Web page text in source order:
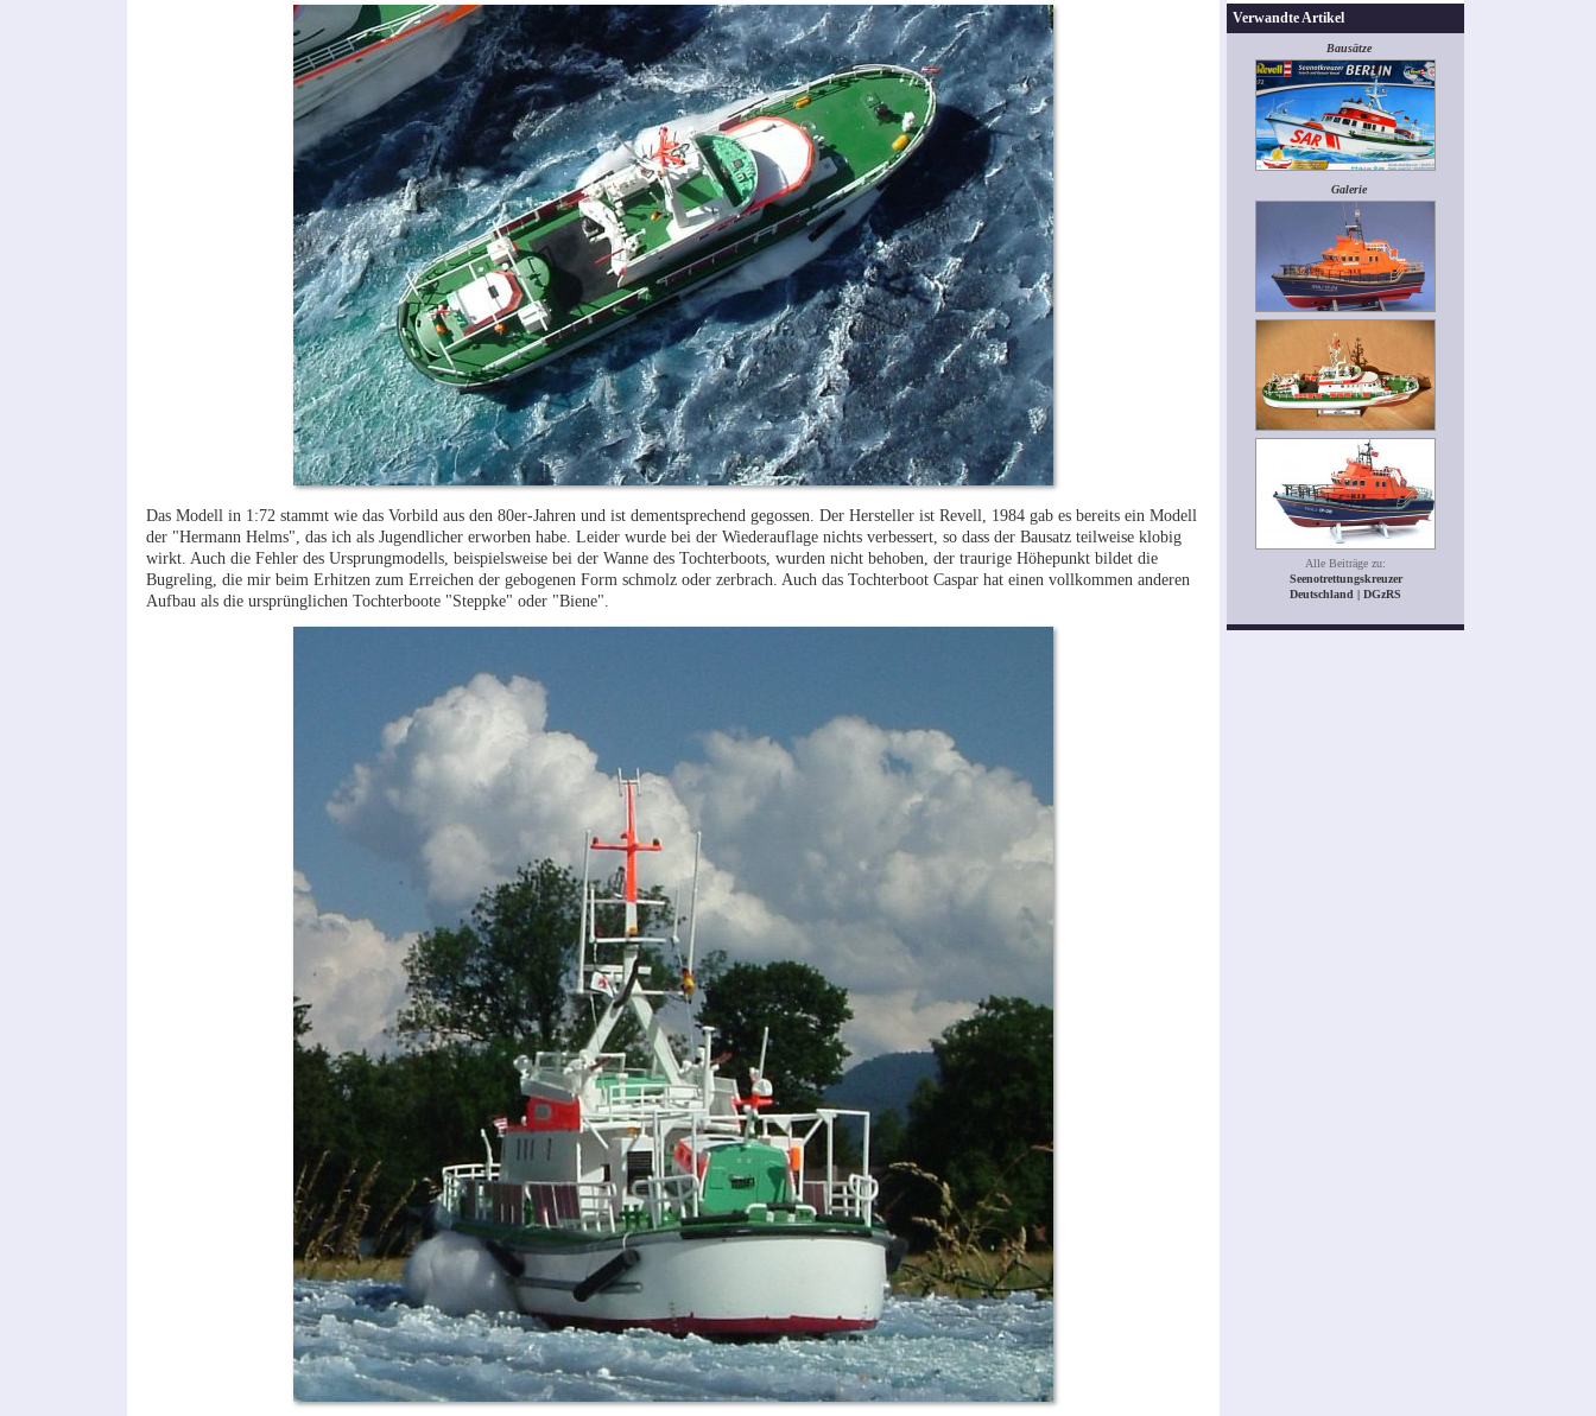
Das Modell in 1:72 stammt wie das Vorbild aus den 80er-Jahren und ist dementsprechend gegossen. Der Hersteller ist Revell, 1984 gab es bereits ein Modell
der "Hermann Helms", das ich als Jugendlicher erworben habe. Leider wurde bei der Wiederauflage nichts verbessert, so dass der Bausatz teilweise klobig
wirkt. Auch die Fehler des Ursprungmodells, beispielsweise bei der Wanne des Tochterboots, wurden nicht behoben, der traurige Höhepunkt bildet die
Bugreling, die mir beim Erhitzen zum Erreichen der gebogenen Form schmolz oder zerbrach. Auch das Tochterboot Caspar hat einen vollkommen anderen
Aufbau als die ursprünglichen Tochterboote "Steppke" oder "Biene".
Verwandte Artikel
Bausätze
Galerie
Alle Beiträge zu:
Seenotrettungskreuzer
Deutschland | DGzRS